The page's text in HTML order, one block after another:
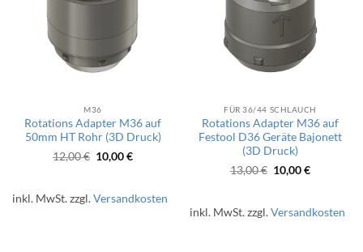
M36
Rotations Adapter M36 auf
50mm HT Rohr (3D Druck)
12,00€ Ursprünglicher
Preis
10,00€Aktueller
inkl. MwSt.zzgl.Versandkosten
FÜR 36/44 SCHLAUCH
Rotations Adapter M36 auf
Festool D36 Geräte Bajonett
(3D Druck)
13,00€ Ursprünglicher
Preis
10,00€Aktueller
inkl. MwSt.zzgl.Versandkosten